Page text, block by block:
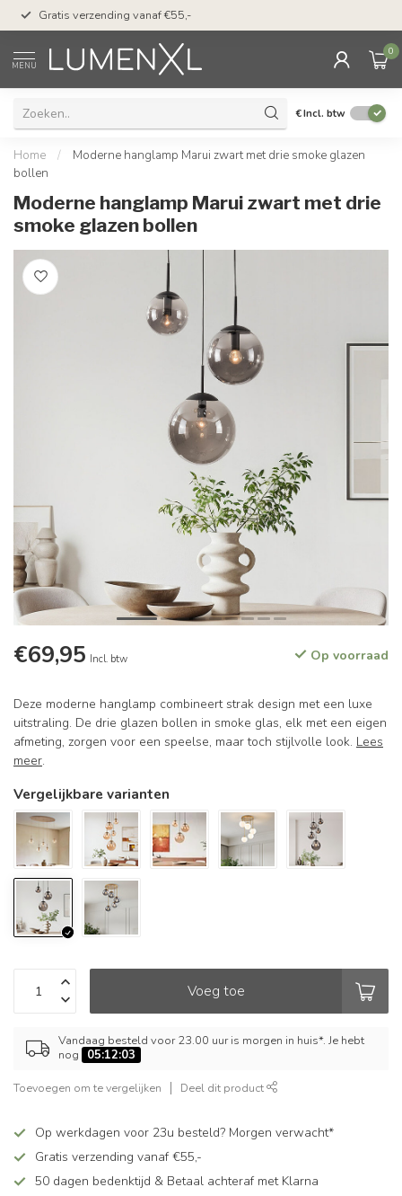
Gratis verzending vanaf €55,-
MENU
0
€Incl. btw
Home /
Moderne hanglamp Marui zwart met drie smoke glazen
bollen
Moderne hanglamp Marui zwart met drie
smoke glazen bollen
€69,95 Incl. btw Op voorraad
Deze moderne hanglamp combineert strak design met een luxe
uitstraling. De drie glazen bollen in smoke glas, elk met een eigen
afmeting, zorgen voor een speelse, maar toch stijlvolle look. Lees
meer.
Vergelijkbare varianten
Voeg toe
Vandaag besteld voor 23.00 uur is morgen in huis*. Je hebt
nog
05:12:03
Toevoegen om te vergelijken Deel dit product
Op werkdagen voor 23u besteld? Morgen verwacht*
Gratis verzending vanaf €55,-
50 dagen bedenktijd & Betaal achteraf met Klarna